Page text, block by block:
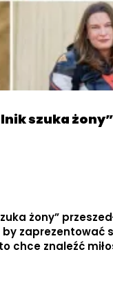
szuka
żony”
chce znaleźć